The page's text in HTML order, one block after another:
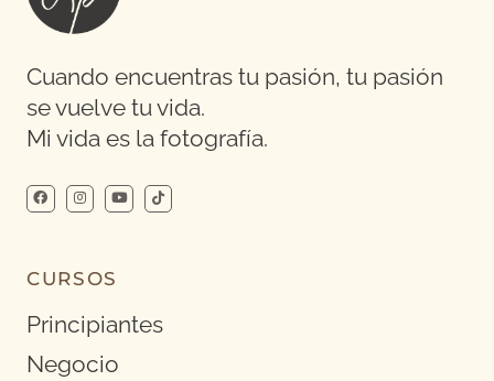
Cuando encuentras tu pasión, tu pasión
se vuelve tu vida.
Mi vida es la fotografía.
CURSOS
Principiantes
Negocio